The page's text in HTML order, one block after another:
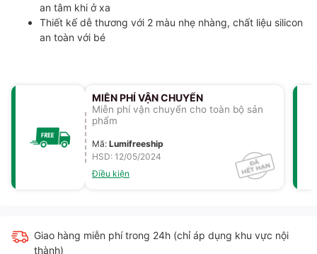
an tâm khi ở xa
Thiết kế dễ thương với 2 màu nhẹ nhàng, chất liệu silicon
an toàn với bé
MIỄN PHÍ VẬN CHUYỂN
Miễn phí vận chuyển cho toàn bộ sản
phẩm
Mã: Lumifreeship
HSD: 12/05/2024
Điều kiện
Giao hàng miễn phí trong 24h (chỉ áp dụng khu vực nội
thành)